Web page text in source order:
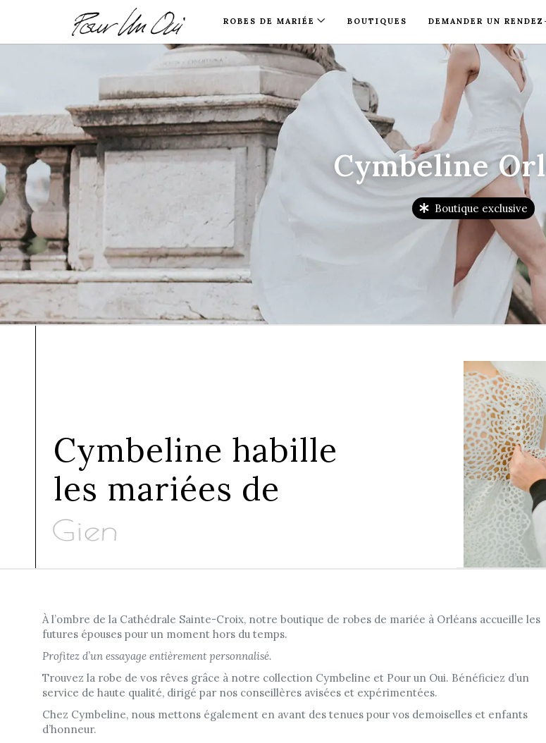
ROBES DE MARIÉE BOUTIQUES DEMANDER UN
Cymbeline
Boutique exclusive
Cymbeline habille
les mariées de
Gien
À l’ombre de la Cathédrale Sainte-Croix, notre boutique de robes de mariée à Orléans accueille les
futures épouses pour un moment hors du temps.
Profitez d’un essayage entièrement personnalisé.
Trouvez la robe de vos rêves grâce à notre collection Cymbeline et Pour un Oui. Bénéficiez d’un
service de haute qualité, dirigé par nos conseillères avisées et expérimentées.
Chez Cymbeline, nous mettons également en avant des tenues pour vos demoiselles et enfants
d’honneur.